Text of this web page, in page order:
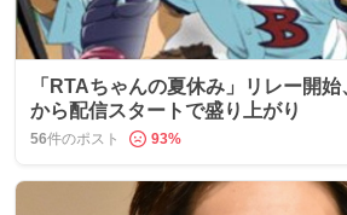
「RTAちゃんの夏休み」リレー開
から配信スタートで盛り上がり
56件のポスト 93%